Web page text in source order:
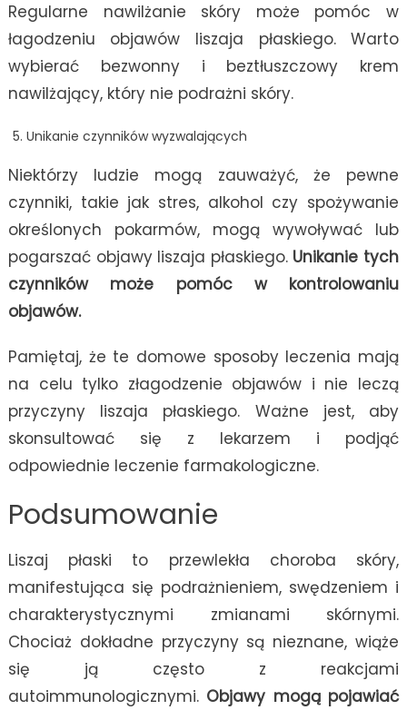
Regularne nawilżanie skóry może pomóc w
łagodzeniu objawów liszaja płaskiego. Warto
wybierać bezwonny i beztłuszczowy krem
nawilżający, który nie podrażni skóry.
Unikanie czynników wyzwalających
Niektórzy ludzie mogą zauważyć, że pewne
czynniki, takie jak stres, alkohol czy spożywanie
określonych pokarmów, mogą wywoływać lub
pogarszać objawy liszaja płaskiego. Unikanie tych
czynników może pomóc w kontrolowaniu
objawów.
Pamiętaj, że te domowe sposoby leczenia mają
na celu tylko złagodzenie objawów i nie leczą
przyczyny liszaja płaskiego. Ważne jest, aby
skonsultować się z lekarzem i podjąć
odpowiednie leczenie farmakologiczne.
Podsumowanie
Liszaj płaski to przewlekła choroba skóry,
manifestująca się podrażnieniem, swędzeniem i
charakterystycznymi zmianami skórnymi.
Chociaż dokładne przyczyny są nieznane, wiąże
się ją często z reakcjami
autoimmunologicznymi. Objawy mogą pojawiać